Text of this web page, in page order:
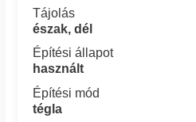
Tájolás
észak, dél
Építési állapot
használt
Építési mód
tégla